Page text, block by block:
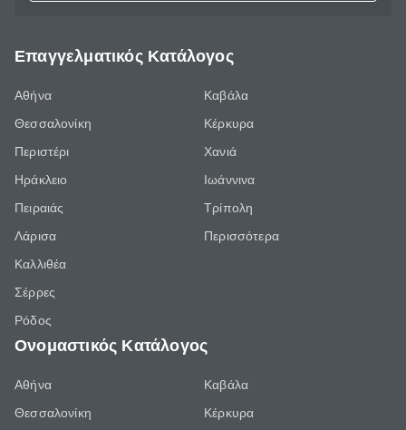
Επαγγελματικός Κατάλογος
Αθήνα
Θεσσαλονίκη
Περιστέρι
Ηράκλειο
Πειραιάς
Λάρισα
Καλλιθέα
Σέρρες
Ρόδος
Καβάλα
Κέρκυρα
Χανιά
Ιωάννινα
Τρίπολη
Περισσότερα
Ονομαστικός Κατάλογος
Αθήνα
Θεσσαλονίκη
Καβάλα
Κέρκυρα